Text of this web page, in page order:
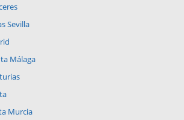
Sevilla
Málaga
Murcia